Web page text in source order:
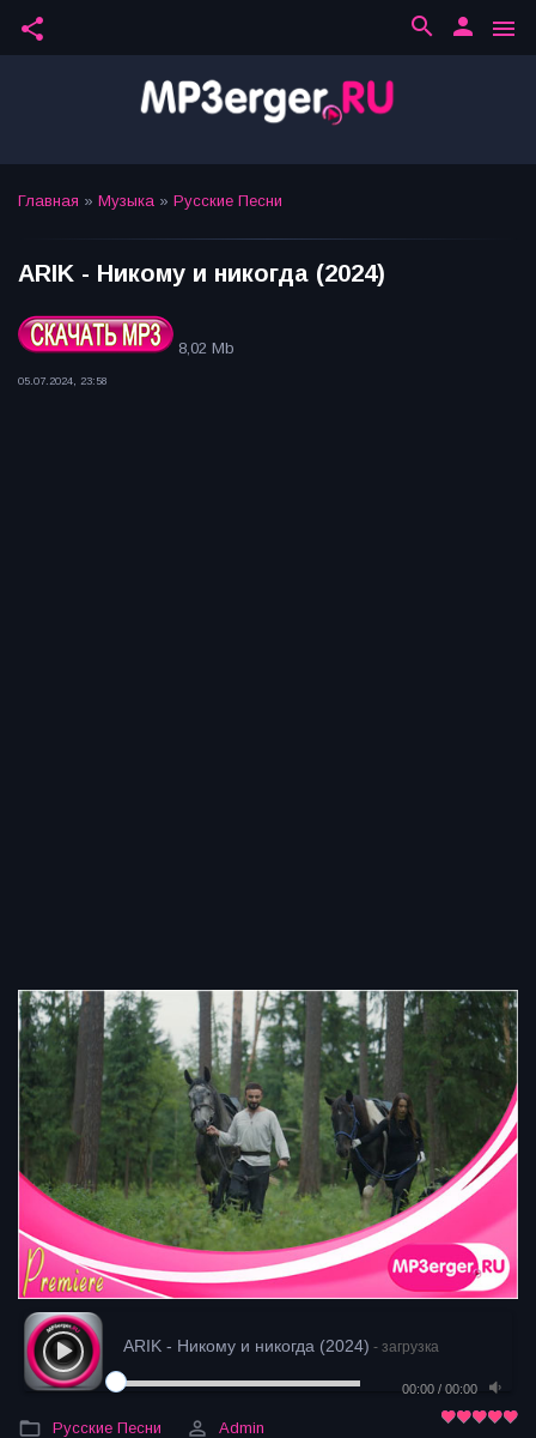
share menu
person
search
Главная » Музыка » Русские Песни
ARIK - Никому и никогда (2024)
8,02 Mb
05.07.2024, 23:58
ARIK - Никому и никогда (2024) - загрузка
00:00 / 00:00
Русские Песни Admin